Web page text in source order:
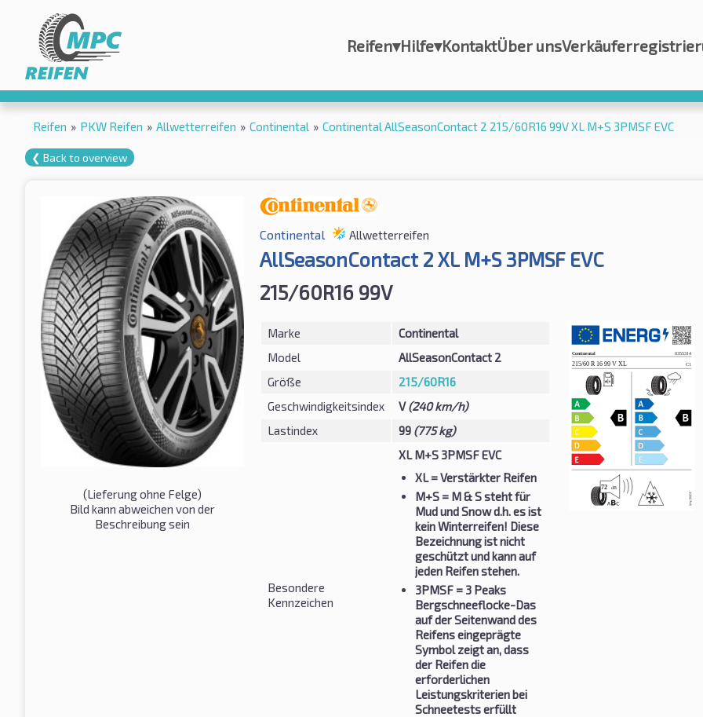
Reifen▾Hilfe▾KontaktÜber uns
Reifen » PKW Reifen » Allwetterreifen » Continental » Continental AllSeasonContact 2 215/60R16 99V XL M+S 3PMSF EVC
❮ Back to overview
(Lieferung ohne Felge)
Bild kann abweichen von der
Beschreibung sein
Continental Allwetterreifen
AllSeasonContact 2 XL M+S 3PMSF EVC
215/60R16 99V
Marke
Continental
Model
AllSeasonContact 2
Größe
215/60R16
Geschwindigkeitsindex
V(240 km/h)
Lastindex
99 (775 kg)
Besondere
Kennzeichen
XL M+S 3PMSF EVC
XL= Verstärkter Reifen
M+S= M & S steht für
Mud und Snow d.h. es ist
kein Winterreifen! Diese
Bezeichnung ist nicht
geschützt und kann auf
jeden Reifen stehen.
3PMSF= 3 Peaks
Bergschneeflocke-Das
auf der Seitenwand des
Reifens eingeprägte
Symbol zeigt an, dass
der Reifen die
erforderlichen
Leistungskriterien bei
Schneetests erfüllt